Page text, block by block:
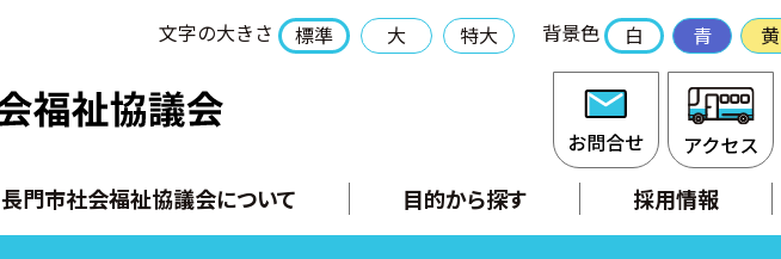
社会福祉法人 長門市社会福祉協議会
文字の大きさ 標準 大 特大 背景色 白 青 黄
お問合せ
長門市社会福祉協議会について 目的から探す 採用情報